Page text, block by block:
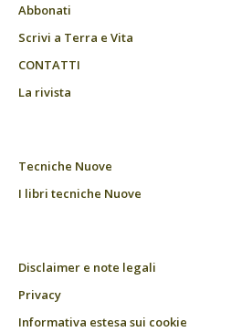
Abbonati
Scrivi a Terra e Vita
CONTATTI
La rivista
Tecniche Nuove
I libri tecniche Nuove
Disclaimer e note legali
Privacy
Informativa estesa sui cookie